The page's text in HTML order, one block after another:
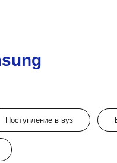
Поступление в вуз